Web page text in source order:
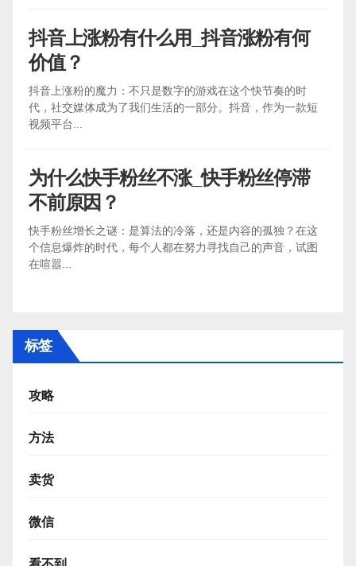
抖音上涨粉有什么用_抖音涨粉有何
价值？
抖音上涨粉的魔力：不只是数字的游戏在这个快节奏的时
代，社交媒体成为了我们生活的一部分。抖音，作为一款短
视频平台...
为什么快手粉丝不涨_快手粉丝停滞
不前原因？
快手粉丝增长之谜：是算法的冷落，还是内容的孤独？在这
个信息爆炸的时代，每个人都在努力寻找自己的声音，试图
在喧嚣...
标签
攻略
方法
卖货
微信